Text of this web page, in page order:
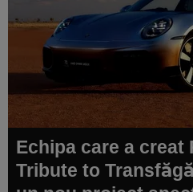
Echipa care a creat
Tribute to